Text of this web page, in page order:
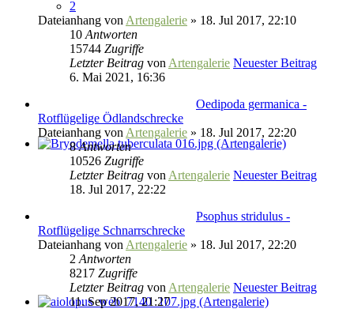
2
Dateianhang von Artengalerie » 18. Jul 2017, 22:10
10 Antworten
15744 Zugriffe
Letzter Beitrag von Artengalerie Neuester Beitrag
6. Mai 2021, 16:36
Oedipoda germanica -
Rotflügelige Ödlandschrecke
Dateianhang von Artengalerie » 18. Jul 2017, 22:20
8Antworten
10526 Zugriffe
Letzter Beitrag von Artengalerie Neuester Beitrag
18. Jul 2017, 22:22
Psophus stridulus -
Rotflügelige Schnarrschrecke
Dateianhang von Artengalerie » 18. Jul 2017, 22:20
2 Antworten
8217 Zugriffe
Letzter Beitrag von Artengalerie Neuester Beitrag
11. Sep 2017, 21:27